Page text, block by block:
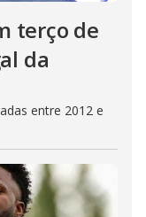
terço de
da
entre 2012 e